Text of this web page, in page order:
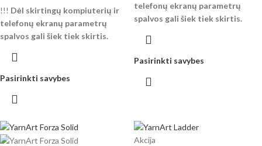
!!! Dėl skirtingų kompiuterių ir
telefonų ekranų parametrų
spalvos gali šiek tiek skirtis.
Pasirinkti savybes
telefonų ekranų parametrų
spalvos gali šiek tiek skirtis.
Pasirinkti savybes
Akcija